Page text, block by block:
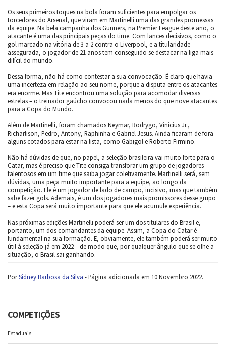
Os seus primeiros toques na bola foram suficientes para empolgar os
torcedores do Arsenal, que viram em Martinelli uma das grandes promessas
da equipe. Na bela campanha dos Gunners, na Premier League deste ano, o
atacante é uma das principais peças do time. Com lances decisivos, como o
gol marcado na vitória de 3 a 2 contra o Liverpool, e a titularidade
assegurada, o jogador de 21 anos tem conseguido se destacar na liga mais
difícil do mundo.
Dessa forma, não há como contestar a sua convocação. É claro que havia
uma incerteza em relação ao seu nome, porque a disputa entre os atacantes
era enorme. Mas Tite encontrou uma solução para acomodar diversas
estrelas – o treinador gaúcho convocou nada menos do que nove atacantes
para a Copa do Mundo.
Além de Martinelli, foram chamados Neymar, Rodrygo, Vinícius Jr.,
Richarlison, Pedro, Antony, Raphinha e Gabriel Jesus. Ainda ficaram de fora
alguns cotados para estar na lista, como Gabigol e Roberto Firmino.
Não há dúvidas de que, no papel, a seleção brasileira vai muito forte para o
Catar, mas é preciso que Tite consiga transforar um grupo de jogadores
talentosos em um time que saiba jogar coletivamente. Martinelli será, sem
dúvidas, uma peça muito importante para a equipe, ao longo da
competição. Ele é um jogador de lado de campo, incisivo, mas que também
sabe fazer gols. Ademais, é um dos jogadores mais promissores desse grupo
– e esta Copa será muito importante para que ele acumule experiência.
Nas próximas edições Martinelli poderá ser um dos titulares do Brasil e,
portanto, um dos comandantes da equipe. Assim, a Copa do Catar é
fundamental na sua formação. E, obviamente, ele também poderá ser muito
útil à seleção já em 2022 – de modo que, por qualquer ângulo que se olhe a
situação, o Brasil sai ganhando.
PorSidney Barbosa da Silva - Página adicionada em 10 Novembro 2022.
COMPETIÇÕES
Estaduais